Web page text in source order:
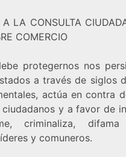
A LA CONSULTA
COMERCIO
protegernos nos
a través de siglos
actúa en contra
y a favor de
criminaliza,
y comuneros.